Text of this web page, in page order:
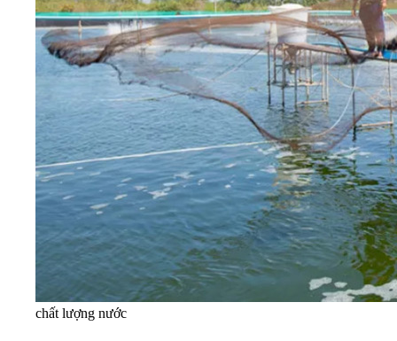
chất lượng nước